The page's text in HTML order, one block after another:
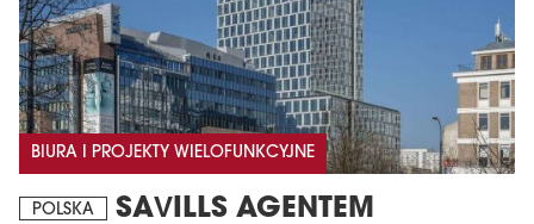
BIURA I PROJEKTY WIELOFUNKCYJNE
POLSKA
SAVILLS AGENTEM